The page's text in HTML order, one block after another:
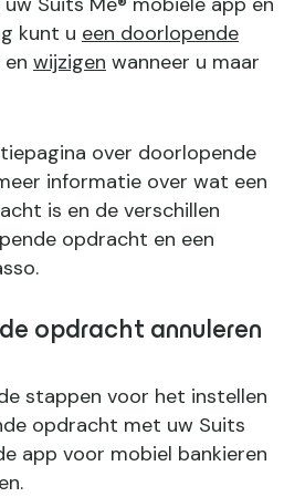
kunt u een doorlopende
wijzigen wanneer u maar
over doorlopende
informatie over wat een
is en de verschillen
opdracht en een
opdracht annuleren
stappen voor het instellen
opdracht met uw Suits
app voor mobiel bankieren